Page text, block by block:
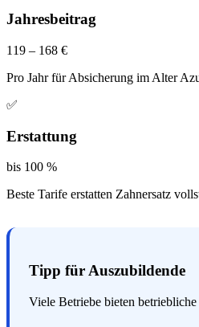
Jahresbeitrag
119 – 168 €
Pro Jahr für Absicherung im Alter
✅
Erstattung
bis 100 %
Beste Tarife erstatten Zahnersatz
Tipp für Auszubildende
Viele Betriebe bieten